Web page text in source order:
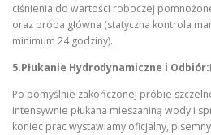
ciśnienia do wartości roboczej
oraz próba główna (statyczna kontrola
minimum 24 godziny).
5.Płukanie Hydrodynamiczne i Odbiór:
Po pomyślnie zakończonej próbie
intensywnie płukana mieszaniną wody i
koniec prac wystawiamy oficjalny,